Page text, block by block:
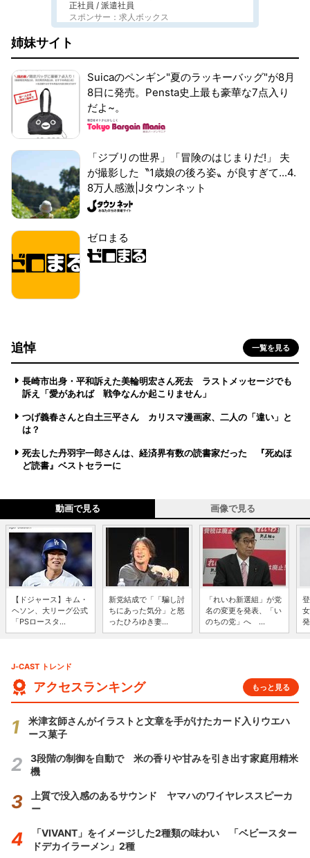
正社員 / 派遣社員
スポンサー：求人ボックス
姉妹サイト
Suicaのペンギン"夏のラッキーバッグ"が8月
8日に発売。Pensta史上最も豪華な7点入り
だよ~。
「ジブリの世界」「冒険のはじまりだ!」 夫
が撮影した〝1歳娘の後ろ姿〟が良すぎて...4.
8万人感激|Jタウンネット
ゼロまる
追悼 一覧を見る
長崎市出身・平和訴えた美輪明宏さん死去 ラストメッセージでも
訴え「愛があれば 戦争なんか起こりません」
つげ義春さんと白土三平さん カリスマ漫画家、二人の「違い」と
は？
死去した丹羽宇一郎さんは、経済界有数の読書家だった 『死ぬほ
ど読書』ベストセラーに
動画で見る 画像で見る
【ドジャース】キム・
ヘソン、大リーグ公式
「PSロースタ...
新党結成で「「騙し討
ちにあった気分」と怒
ったひろゆき妻...
「れいわ新選組」が党
名の変更を発表、「い
のちの党」へ ...
J-CAST トレンド
アクセスランキング もっと見る
米津玄師さんがイラストと文章を手がけたカード入りウエハ
ース菓子
3段階の制御を自動で 米の香りや甘みを引き出す家庭用精米
機
上質で没入感のあるサウンド ヤマハのワイヤレススピーカ
ー
「VIVANT」をイメージした2種類の味わい 「ベビースター
ドデカイラーメン」2種